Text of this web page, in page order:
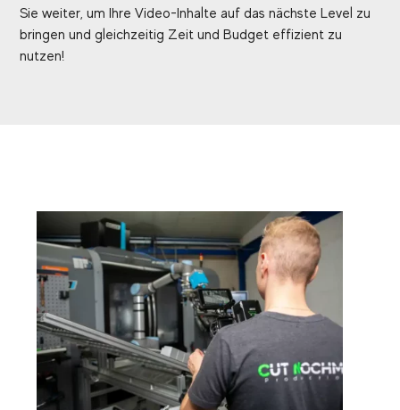
Sie weiter, um Ihre Video-Inhalte auf das nächste Level zu
bringen und gleichzeitig Zeit und Budget effizient zu
nutzen!